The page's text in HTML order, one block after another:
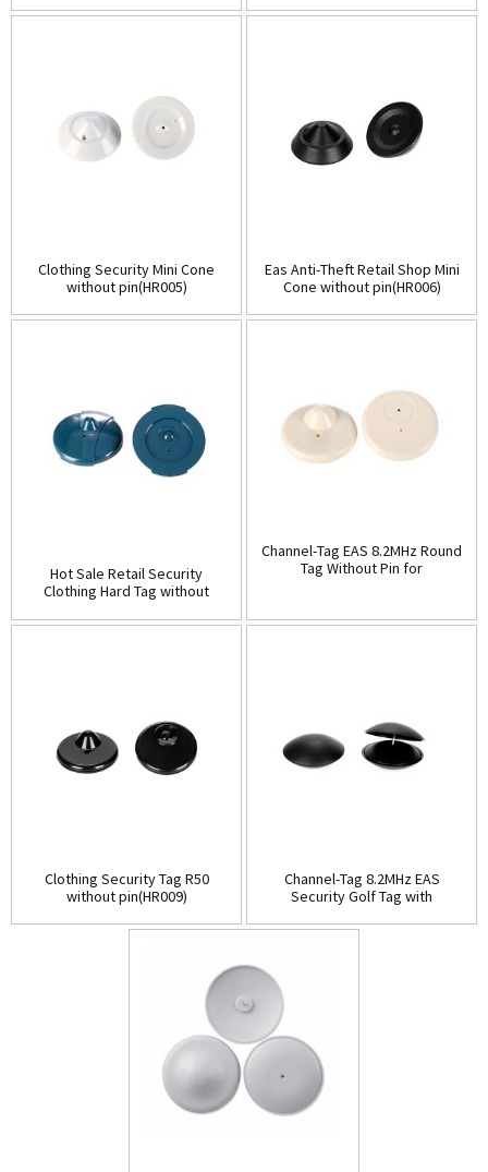
Clothing Security Mini Cone
without pin(HR005)
Eas Anti-Theft Retail Shop Mini
Cone without pin(HR006)
Hot Sale Retail Security
Clothing Hard Tag without
Channel-Tag EAS 8.2MHz Round
Tag Without Pin for
Clothing Security Tag R50
without pin(HR009)
Channel-Tag 8.2MHz EAS
Security Golf Tag with